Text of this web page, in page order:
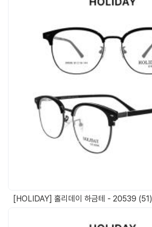
[HOLIDAY] 홀리데이 하금테 - 20539 (51)